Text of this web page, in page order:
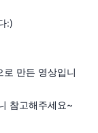
:)
만든 영상입니
참고해주세요~